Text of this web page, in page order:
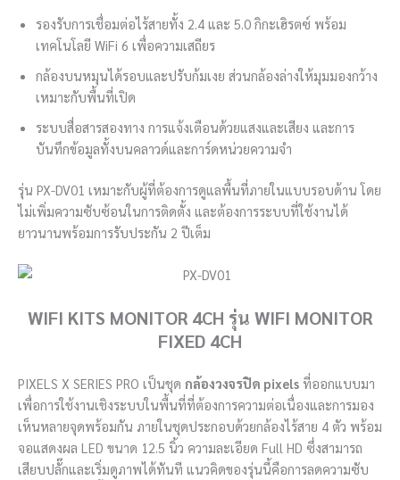
รองรับการเชื่อมต่อไร้สายทั้ง 2.4 และ 5.0 กิกะเฮิรตซ์ พร้อม
เทคโนโลยี WiFi 6 เพื่อความเสถียร
กล้องบนหมุนได้รอบและปรับก้มเงย ส่วนกล้องล่างให้มุมมองกว้าง
เหมาะกับพื้นที่เปิด
ระบบสื่อสารสองทาง การแจ้งเตือนด้วยแสงและเสียง และการ
บันทึกข้อมูลทั้งบนคลาวด์และการ์ดหน่วยความจำ
รุ่น PX-DV01 เหมาะกับผู้ที่ต้องการดูแลพื้นที่ภายในแบบรอบด้าน โดย
ไม่เพิ่มความซับซ้อนในการติดตั้ง และต้องการระบบที่ใช้งานได้
ยาวนานพร้อมการรับประกัน 2 ปีเต็ม
WIFI KITS MONITOR 4CH รุ่น WIFI MONITOR
FIXED 4CH
PIXELS X SERIES PRO เป็นชุด กล้องวงจรปิด pixels ที่ออกแบบมา
เพื่อการใช้งานเชิงระบบในพื้นที่ที่ต้องการความต่อเนื่องและการมอง
เห็นหลายจุดพร้อมกัน ภายในชุดประกอบด้วยกล้องไร้สาย 4 ตัว พร้อม
จอแสดงผล LED ขนาด 12.5 นิ้ว ความละเอียด Full HD ซึ่งสามารถ
เสียบปลั๊กและเริ่มดูภาพได้ทันที แนวคิดของรุ่นนี้คือการลดความซับ